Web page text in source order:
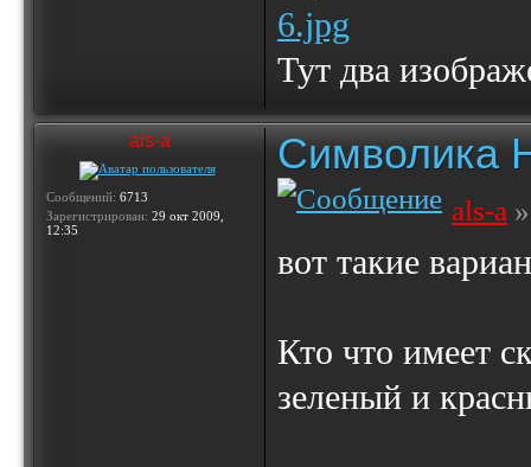
6.jpg
Тут два
als-a
Сообщений: 6713
Зарегистрирован: 29 окт 2009,
12:35
Символика
als-a
вот такие
Кто что имеет
зеленый и